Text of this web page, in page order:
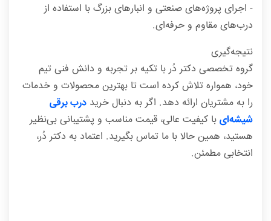
- اجرای پروژه‌های صنعتی و انبارهای بزرگ با استفاده از
درب‌های مقاوم و حرفه‌ای.
نتیجه‌گیری
گروه تخصصی دکتر دُر با تکیه بر تجربه و دانش فنی تیم
خود، همواره تلاش کرده است تا بهترین محصولات و خدمات
را به مشتریان ارائه دهد. اگر به دنبال خرید درب برقی
شیشه‌ای با کیفیت عالی، قیمت مناسب و پشتیبانی بی‌نظیر
هستید، همین حالا با ما تماس بگیرید. اعتماد به دکتر دُر،
انتخابی مطمئن.